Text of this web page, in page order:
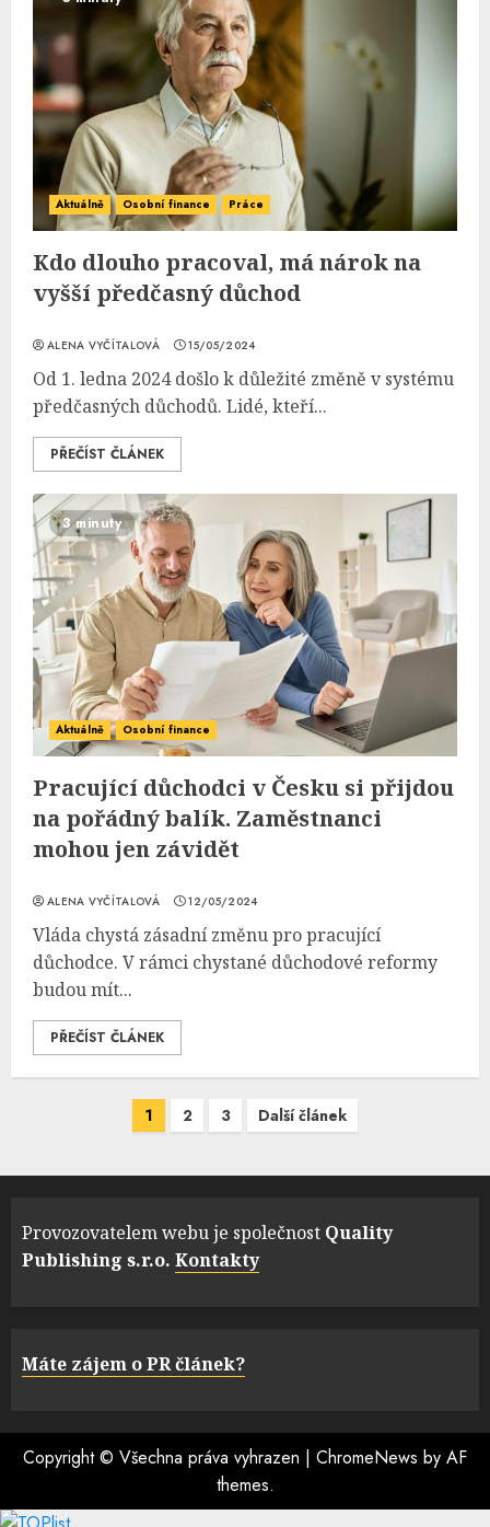
Aktuálně Osobní finance Práce
Kdo dlouho pracoval, má nárok na
vyšší předčasný důchod
ALENA VYČÍTALOVÁ 15/05/2024
Od 1. ledna 2024 došlo k důležité změně v systému
předčasných důchodů. Lidé, kteří...
PŘEČÍST ČLÁNEK
3 minuty
Aktuálně Osobní finance
Pracující důchodci v Česku si přijdou
na pořádný balík. Zaměstnanci
mohou jen závidět
ALENA VYČÍTALOVÁ 12/05/2024
Vláda chystá zásadní změnu pro pracující
důchodce. V rámci chystané důchodové reformy
budou mít...
PŘEČÍST ČLÁNEK
příspěvky
1 2 3 Další článek
Provozovatelem webu je společnost Quality
Publishing s.r.o. Kontakty
Máte zájem o PR článek?
Copyright © Všechna práva vyhrazen | ChromeNews by AF
themes.